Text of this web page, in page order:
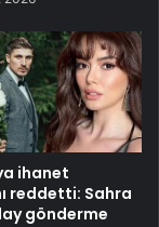
ihanet
reddetti: Sahra
gönderme